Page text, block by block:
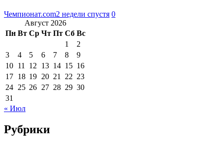
Чемпионат.com2 недели спустя 0
Август 2026
Пн Вт Ср Чт Пт Сб Вс
1
2
3
4 5 6 7 8
9
10 11 12 13 14 15 16
17 18 19 20 21 22 23
24 25 26 27 28 29 30
31
« Июл
Рубрики